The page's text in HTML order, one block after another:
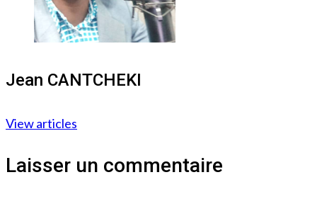
Jean CANTCHEKI
View articles
Laisser un commentaire